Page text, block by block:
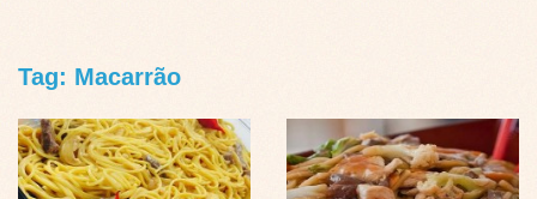
Tag: Macarrão